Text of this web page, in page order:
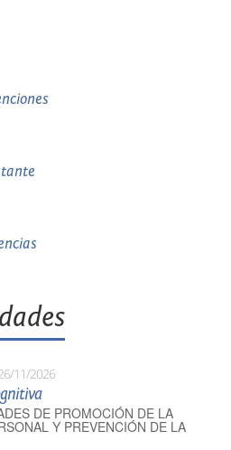
11/2026
DE PROMOCIÓN DE LA
Y PREVENCIÓN DE LA